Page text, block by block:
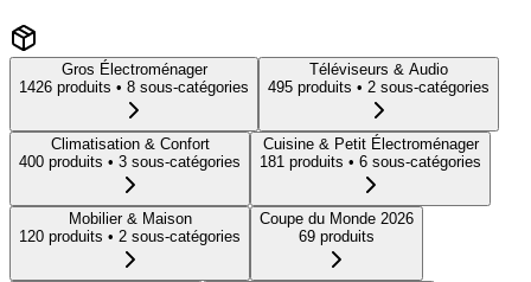
Gros Électroménager
1426 produits • 8 sous-catégories
Téléviseurs & Audio
495 produits • 2 sous-catégories
Climatisation & Confort
400 produits • 3 sous-catégories
Cuisine & Petit Électroménager
181 produits • 6 sous-catégories
Mobilier & Maison
120 produits • 2 sous-catégories
Coupe du Monde 2026
69 produits